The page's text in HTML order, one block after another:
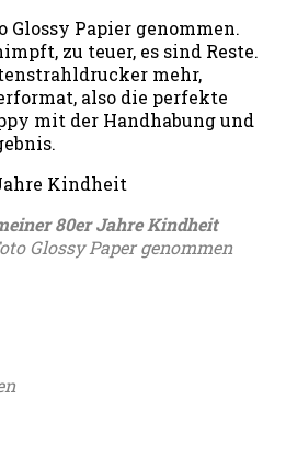
Glossy Papier genommen.
zu teuer, es sind Reste.
mehr,
also die perfekte
mit der Handhabung und
80er Jahre Kindheit
Glossy Paper genommen